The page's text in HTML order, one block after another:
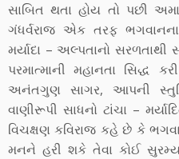
સાબિત થતા હોય તો પછી
ગંધર્વરાજ એક તરફ ભગવાનના
મર્યાદા – અલ્પતાનો
પરમાત્માની મહાનતા સિદ્ધ
અનંતગુણ સાગર, આપની
વાણીરૂપી સાધનો ટાંચા –
વિચક્ષણ કવિરાજ કહે છે કે
મનને હરી શકે તેવા કોઈ